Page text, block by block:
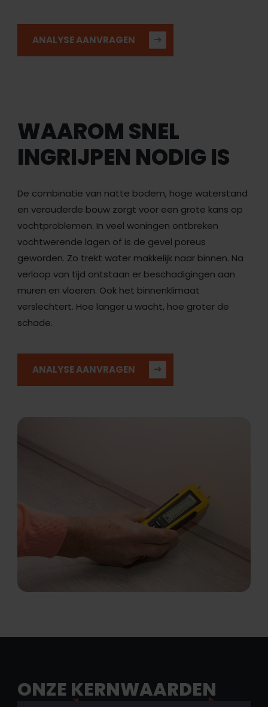
ANALYSE AANVRAGEN
WAAROM SNEL
INGRIJPEN NODIG IS
De combinatie van natte bodem, hoge waterstand
en verouderde bouw zorgt voor een grote kans op
vochtproblemen. In veel woningen ontbreken
vochtwerende lagen of is de gevel poreus
geworden. Zo trekt water makkelijk naar binnen. Na
verloop van tijd ontstaan er beschadigingen aan
muren en vloeren. Ook het binnenklimaat
verslechtert. Hoe langer u wacht, hoe groter de
schade.
ANALYSE AANVRAGEN
ONZE KERNWAARDEN